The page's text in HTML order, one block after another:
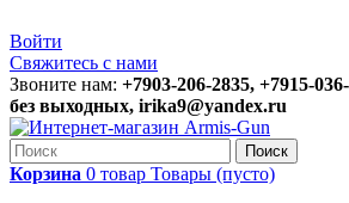
Войти
Свяжитесь с нами
Звоните нам: +7903-206-2835, +7915-
без выходных, irika9@yandex.ru
Поиск
Корзина 0 товар Товары (пусто)